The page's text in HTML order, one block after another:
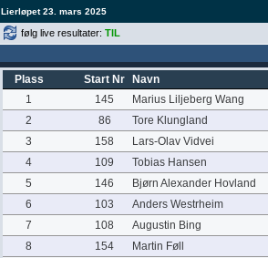
Lierløpet 23. mars 2025
følg live resultater: TIL
Plass Start Nr
Navn
1
145
Marius Liljeberg Wang
2
86
Tore Klungland
3
158
Lars-Olav Vidvei
4
109
Tobias Hansen
5
146
Bjørn Alexander Hovland
6
103
Anders Westrheim
7
108
Augustin Bing
8
154
Martin Føll